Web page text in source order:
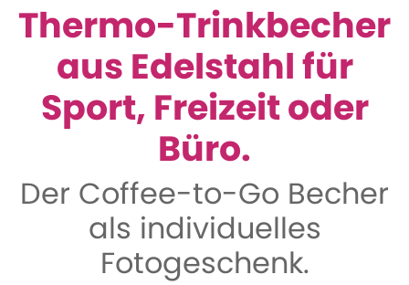
Thermo-Trinkbecher
aus Edelstahl für
Sport, Freizeit oder
Büro.
Der Coffee-to-Go Becher
als individuelles
Fotogeschenk.